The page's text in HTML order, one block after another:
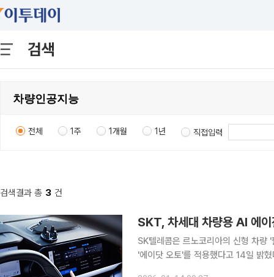
검색
전체 1주 1개월 1년 직접입력
검색결과 총 3 건
SK텔레콤은 르노코리아의 신형 차
'에이닷 오토'를 적용했다고 14일 밝혔다. 에이닷 오토는 단순 명령 수행을 넘어 운전자의